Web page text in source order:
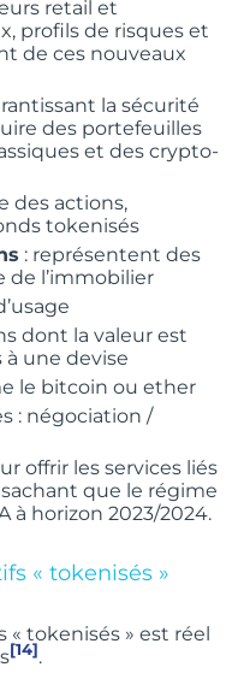
retail et
profils de risques et
de ces nouveaux
la sécurité
des portefeuilles
et des crypto-
des actions,
tokenisés
: représentent des
de l’immobilier
dont la valeur est
à une devise
le bitcoin ou ether
: négociation /
offrir les services liés
sachant que le régime
à horizon 2023/2024.
« tokenisés »
« tokenisés » est réel
[14].